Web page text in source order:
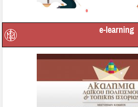
e-learning